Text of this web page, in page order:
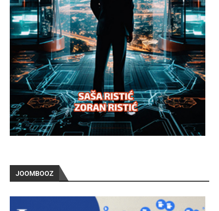
JOOMBOOZ